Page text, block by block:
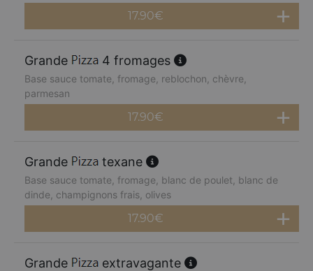
17.90€
Grande 4 fromages
Base sauce tomate, fromage, reblochon, chèvre,
parmesan
17.90€
Grande texane
Base sauce tomate, fromage, blanc de poulet, blanc de
dinde, champignons frais, olives
17.90€
Grande extravagante